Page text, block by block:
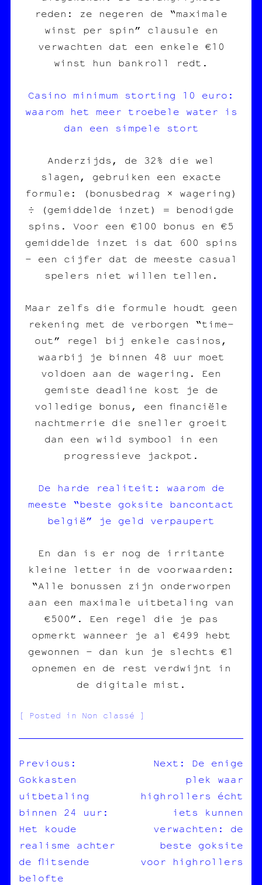
reden: ze negeren de “maximale
winst per spin” clausule en
verwachten dat een enkele €10
winst hun bankroll redt.
Casino minimum storting 10 euro:
waarom het meer troebele water is
dan een simpele stort
Anderzijds, de 32% die wel
slagen, gebruiken een exacte
formule: (bonusbedrag × wagering)
÷ (gemiddelde inzet) = benodigde
spins. Voor een €100 bonus en €5
gemiddelde inzet is dat 600 spins
– een cijfer dat de meeste casual
spelers niet willen tellen.
Maar zelfs die formule houdt geen
rekening met de verborgen “time-
out” regel bij enkele casinos,
waarbij je binnen 48 uur moet
voldoen aan de wagering. Een
gemiste deadline kost je de
volledige bonus, een financiële
nachtmerrie die sneller groeit
dan een wild symbool in een
progressieve jackpot.
De harde realiteit: waarom de
meeste “beste goksite bancontact
belgië” je geld verpaupert
En dan is er nog de irritante
kleine letter in de voorwaarden:
“Alle bonussen zijn onderworpen
aan een maximale uitbetaling van
€500”. Een regel die je pas
opmerkt wanneer je al €499 hebt
gewonnen – dan kun je slechts €1
opnemen en de rest verdwijnt in
de digitale mist.
Posted in Non classé
NAVIGATION
DE
L’ARTICLE
Previous:
Gokkasten
uitbetaling
binnen 24 uur:
Het koude
realisme achter
de flitsende
belofte
Next:
De enige
plek waar
highrollers écht
iets kunnen
verwachten: de
beste goksite
voor highrollers